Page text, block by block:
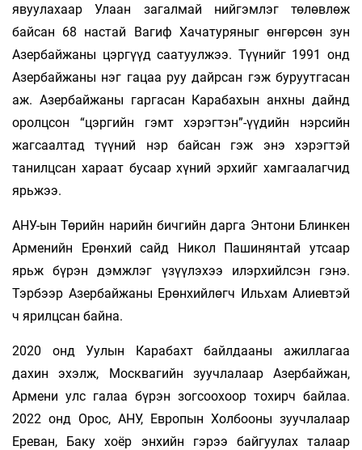
явуулахаар Улаан загалмай нийгэмлэг төлөвлөж
байсан 68 настай Вагиф Хачатуряныг өнгөрсөн зун
Азербайжаны цэргүүд саатуулжээ. Түүнийг 1991 онд
Азербайжаны нэг гацаа руу дайрсан гэж буруутгасан
аж. Азербайжаны гаргасан Карабахын анхны дайнд
оролцсон “цэргийн гэмт хэрэгтэн”-үүдийн нэрсийн
жагсаалтад түүний нэр байсан гэж энэ хэрэгтэй
танилцсан хараат бусаар хүний эрхийг хамгаалагчид
ярьжээ.
АНУ-ын Төрийн нарийн бичгийн дарга Энтони Блинкен
Арменийн Ерөнхий сайд Никол Пашинянтай утсаар
ярьж бүрэн дэмжлэг үзүүлэхээ илэрхийлсэн гэнэ.
Тэрбээр Азербайжаны Ерөнхийлөгч Ильхам Алиевтэй
ч ярилцсан байна.
2020 онд Уулын Карабахт байлдааны ажиллагаа
дахин эхэлж, Москвагийн зуучлалаар Азербайжан,
Армени улс галаа бүрэн зогсоохоор тохирч байлаа.
2022 онд Орос, АНУ, Европын Холбооны зуучлалаар
Ереван, Баку хоёр энхийн гэрээ байгуулах талаар